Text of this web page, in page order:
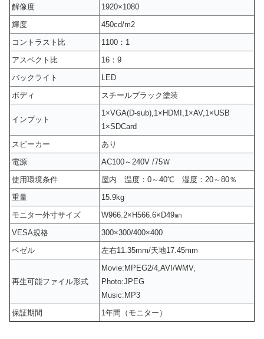
解像度
1920×1080
輝度
450cd/m2
コントラスト比
1100：1
アスペクト比
16：9
バックライト
LED
ボディ
スチールブラック塗装
インプット
1×VGA(D-sub),1×HDMI,1×AV,1×USB
1×SDCard
スピーカー
あり
電源
AC100～240V /75Ｗ
使用環境条件
屋内 温度：0～40℃ 湿度：20～80％
重量
15.9kg
モニター外寸サイズ
W966.2×H566.6×D49㎜
VESA規格
300×300/400×400
ベゼル
左右11.35mm/天地17.45mm
再生可能ファイル形式
Movie:MPEG2/4,AVI/WMV,
Photo:JPEG
Music:MP3
保証期間
1年間（モニター）